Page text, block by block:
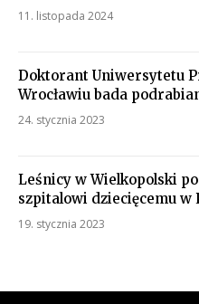
11. listopada 2024
Doktorant Uniwersytetu
Wrocławiu bada
24. stycznia 2023
Leśnicy w Wielkopolski
szpitalowi dziecięcemu w
19. stycznia 2023